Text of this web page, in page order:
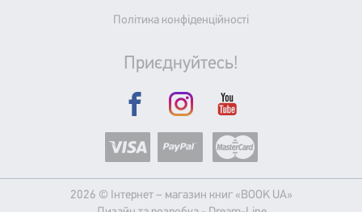
Політика конфіденційності
Приєднуйтесь!
2026 © Інтернет – магазин книг «BOOK UA»